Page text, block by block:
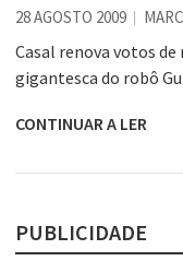
Os causos de Jorge
Voto obrigatório é
28 AGOSTO 2009
Casal renova votos
gigantesca do robô
CONTINUAR A LER
PUBLICIDADE